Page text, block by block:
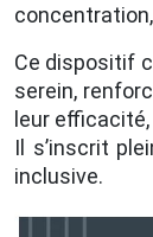
Ce dispositif
serein,
leur efficacité,
Il s’inscrit
inclusive.